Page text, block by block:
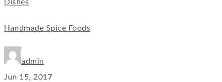
Dishes
Handmade Spice Foods
admin
Jun 15, 2017